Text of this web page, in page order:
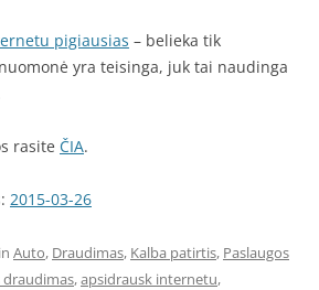
pigiausias – belieka tik
yra teisinga, juk tai naudinga
rasite ČIA.
2015-03-26
Auto, Draudimas, Kalba patirtis, Paslaugos
,apsidrausk internetu,